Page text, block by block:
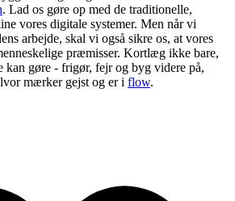
. Lad os gøre op med de traditionelle,
vores digitale systemer. Men når vi
arbejde, skal vi også sikre os, at vores
præmisser. Kortlæg ikke bare,
kan gøre - frigør, fejr og byg videre på,
mærker gejst og er i flow.